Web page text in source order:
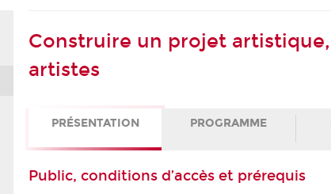
Construire un projet
artistes
PRÉSENTATION PROGRAMME
Public, conditions d’accès et prérequis